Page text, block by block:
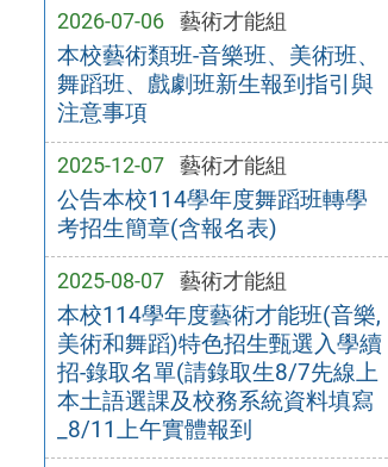
2026-07-06 藝術才能組
本校藝術類班-音樂班、美術班、
舞蹈班、戲劇班新生報到指引與
注意事項
2025-12-07 藝術才能組
公告本校114學年度舞蹈班轉學
考招生簡章(含報名表)
2025-08-07 藝術才能組
本校114學年度藝術才能班(音樂,
美術和舞蹈)特色招生甄選入學續
招-錄取名單(請錄取生8/7先線上
本土語選課及校務系統資料填寫
_8/11上午實體報到